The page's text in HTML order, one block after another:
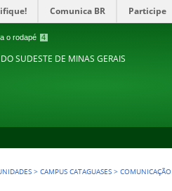
o rodapé 4
Comunica BR Participe
SUDESTE DE MINAS GERAIS
>CAMPUS CATAGUASES >COMUNICAÇÃO